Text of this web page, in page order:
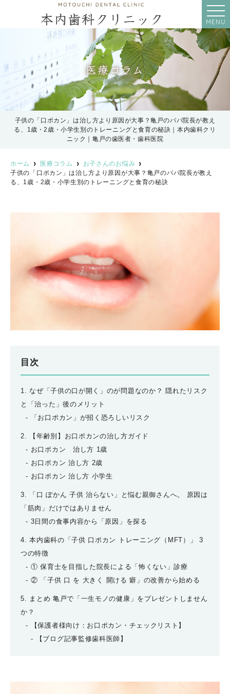
MENU
医療コラム
子供の「口ポカン」は治し方より原因が大事？亀戸のパパ院長が教え
る、1歳・2歳・小学生別のトレーニングと食育の秘訣｜本内歯科クリ
ニック｜亀戸の歯医者・歯科医院
ホーム 医療コラム
お子さんのお悩み
子供の「口ポカン」は治し方より原因が大事？亀戸のパパ院長が教え
る、1歳・2歳・小学生別のトレーニングと食育の秘訣
目次
1. なぜ「子供の口が開く」のが問題なのか？ 隠れたリスク
と「治った」後のメリット
「お口ポカン」が招く恐ろしいリスク
2. 【年齢別】お口ポカンの治し方ガイド
お口ポカン 治し方 1歳
お口ポカン 治し方 2歳
お口ポカン 治し方 小学生
3. 「口 ぽかん 子供 治らない」と悩む親御さんへ。 原因は
「筋肉」だけではありません
3日間の食事内容から「原因」を探る
4. 本内歯科の「子供 口ポカン トレーニング（MFT）」 3
つの特徴
① 保育士を目指した院長による「怖くない」診療
② 「子供 口 を 大きく 開ける 癖」の改善から始める
5. まとめ 亀戸で「一生モノの健康」をプレゼントしません
か？
【保護者様向け：お口ポカン・チェックリスト】
【ブログ記事監修歯科医師】